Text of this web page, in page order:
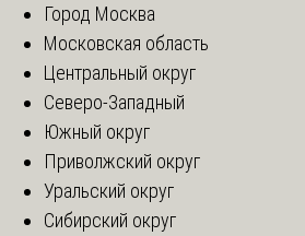
Город Москва
Московская область
Центральный округ
Северо-Западный
Южный округ
Приволжский округ
Уральский округ
Сибирский округ